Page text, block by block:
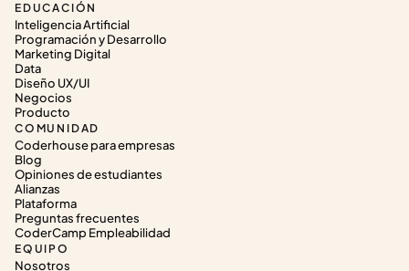
EDUCACIÓN
Inteligencia Artificial
Programación y Desarrollo
Marketing Digital
Data
Diseño UX/UI
Negocios
Producto
COMUNIDAD
Coderhouse para empresas
Blog
Opiniones de estudiantes
Alianzas
Plataforma
Preguntas frecuentes
CoderCamp Empleabilidad
EQUIPO
Nosotros